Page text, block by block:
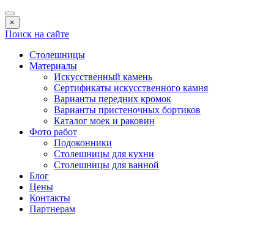
×
Поиск на сайте
Столешницы
Материалы
Искусственный камень
Сертификаты искусственного камня
Варианты передних кромок
Варианты пристеночных бортиков
Каталог моек и раковин
Фото работ
Подоконники
Столешницы для кухни
Столешницы для ванной
Блог
Цены
Контакты
Партнерам